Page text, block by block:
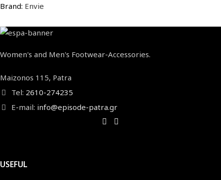
Brand: Envie
Women's and Men's Footwear-Accessories.
Maizonos 115, Patra
Tel: 2610-274235
E-mail: info@episode-patra.gr
USEFUL